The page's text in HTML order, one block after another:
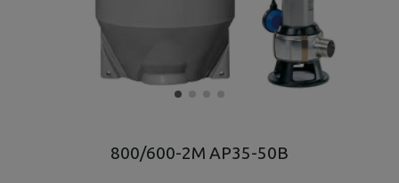
800/600-2M AP35-50B